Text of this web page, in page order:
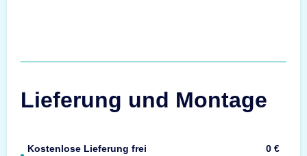
Lieferung und Montage
Kostenlose Lieferung frei
0 €